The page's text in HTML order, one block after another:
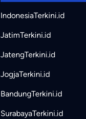
IndonesiaTerkini.id
JatimTerkini.id
JatengTerkini.id
JogjaTerkini.id
BandungTerkini.id
SurabayaTerkini.id